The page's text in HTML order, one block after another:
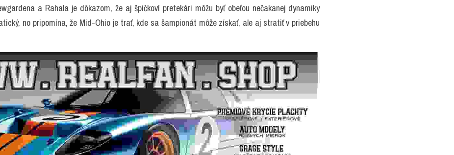
a Rahala je dôkazom, že aj špičkoví pretekári môžu byť obeťou nečakanej dynamiky
no pripomína, že Mid-Ohio je trať, kde sa šampionát môže získať, ale aj stratiť v priebehu